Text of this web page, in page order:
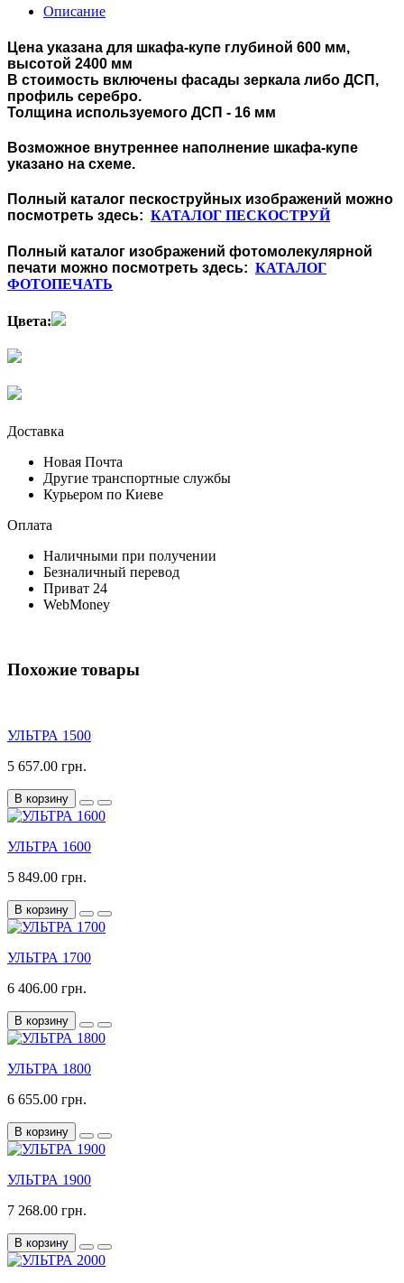
Описание
Цена указана для шкафа-купе глубиной 600 мм,
высотой 2400 мм
В стоимость включены фасады зеркала либо ДСП,
профиль серебро.
Толщина используемого ДСП - 16 мм
Возможное внутреннее наполнение шкафа-купе
указано на схеме.
Полный каталог пескоструйных изображений можно
посмотреть здесь: КАТАЛОГ ПЕСКОСТРУЙ
Полный каталог изображений фотомолекулярной
печати можно посмотреть здесь: КАТАЛОГ
ФОТОПЕЧАТЬ
Цвета:
Доставка
Новая Почта
Другие транспортные службы
Курьером по Киеве
Оплата
Наличными при получении
Безналичный перевод
Приват 24
WebMoney
Похожие товары
УЛЬТРА 1500
5 657.00 грн.
В корзину
УЛЬТРА 1600
5 849.00 грн.
В корзину
УЛЬТРА 1700
6 406.00 грн.
В корзину
УЛЬТРА 1800
6 655.00 грн.
В корзину
УЛЬТРА 1900
7 268.00 грн.
В корзину